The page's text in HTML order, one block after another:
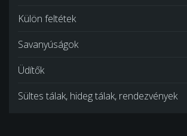
Külön feltétek
Savanyúságok
Üdítők
Sültes tálak, hideg tálak, rendezvények